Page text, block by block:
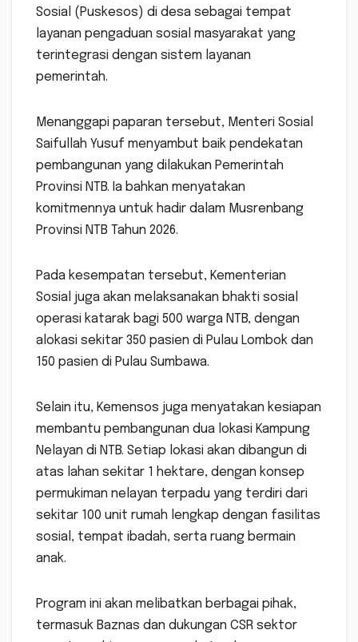
Sosial (Puskesos) di desa sebagai tempat
layanan pengaduan sosial masyarakat yang
terintegrasi dengan sistem layanan
pemerintah.
Menanggapi paparan tersebut, Menteri Sosial
Saifullah Yusuf menyambut baik pendekatan
pembangunan yang dilakukan Pemerintah
Provinsi NTB. Ia bahkan menyatakan
komitmennya untuk hadir dalam Musrenbang
Provinsi NTB Tahun 2026.
Pada kesempatan tersebut, Kementerian
Sosial juga akan melaksanakan bhakti sosial
operasi katarak bagi 500 warga NTB, dengan
alokasi sekitar 350 pasien di Pulau Lombok dan
150 pasien di Pulau Sumbawa.
Selain itu, Kemensos juga menyatakan kesiapan
membantu pembangunan dua lokasi Kampung
Nelayan di NTB. Setiap lokasi akan dibangun di
atas lahan sekitar 1 hektare, dengan konsep
permukiman nelayan terpadu yang terdiri dari
sekitar 100 unit rumah lengkap dengan fasilitas
sosial, tempat ibadah, serta ruang bermain
anak.
Program ini akan melibatkan berbagai pihak,
termasuk Baznas dan dukungan CSR sektor